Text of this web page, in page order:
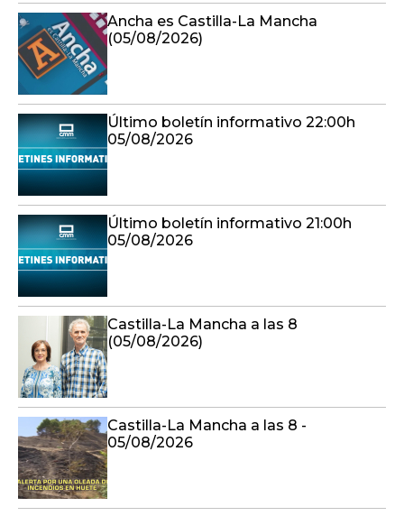
Ancha es Castilla-La Mancha
(05/08/2026)
Último boletín informativo 22:00h
05/08/2026
Último boletín informativo 21:00h
05/08/2026
Castilla-La Mancha a las 8
(05/08/2026)
Castilla-La Mancha a las 8 -
05/08/2026